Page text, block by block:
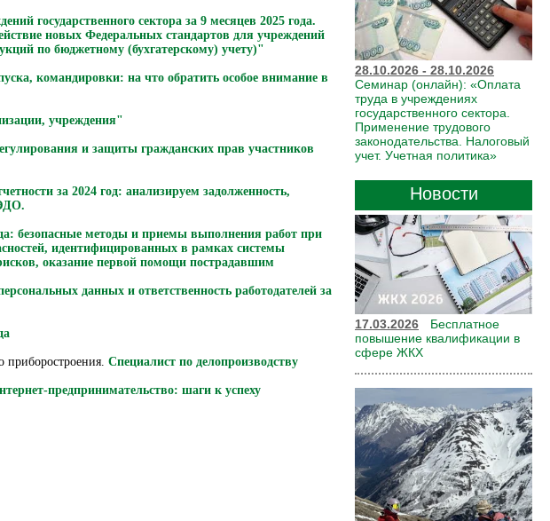
28.10.2026 - 28.10.2026
Семинар (онлайн): «Оплата
труда в учреждениях
государственного сектора.
Применение трудового
законодательства. Налоговый
учет. Учетная политика»
Новости
17.03.2026
Бесплатное
повышение квалификации в
сфере ЖКХ
государственного сектора за 9 месяцев 2025 года.
новых Федеральных стандартов для учреждений
по бюджетному (бухгатерскому) учету)"
командировки: на что обратить особое внимание в
учреждения"
и защиты гражданских прав участников
за 2024 год: анализируем задолженность,
безопасные методы и приемы выполнения работ при
идентифицированных в рамках системы
оказание первой помощи пострадавшим
данных и ответственность работодателей за
приборостроения. Специалист по делопроизводству
предпринимательство: шаги к успеху